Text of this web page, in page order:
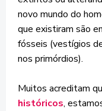
novo mundo do
que existiram são
fósseis (vestígios
nos primórdios).
Muitos acreditam
históricos,